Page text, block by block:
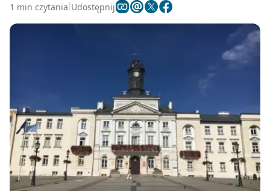
1 min czytania Udostępnij